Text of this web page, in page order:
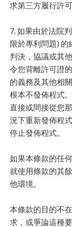
求第三方履行許
7. 如果由於法院
限於專利問題) 的
判決，協議或其
令您背離許可證
的義務及其他相
根本不發佈程式
直接或間接從您
況下重新發佈程
停止發佈程式。
如果本條款的任
就使用條款的其
他環境。
本條款的目的不
求，或爭論這種